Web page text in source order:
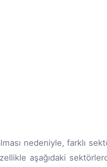
nedeniyle, farklı
aşağıdaki